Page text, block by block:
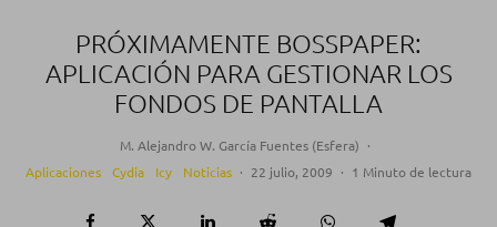
PRÓXIMAMENTE BOSSPAPER:
APLICACIÓN PARA GESTIONAR LOS
FONDOS DE PANTALLA
M. Alejandro W. García Fuentes (Esfera) ·
Aplicaciones
Cydia Icy Noticias · 22 julio, 2009 · 1 Minuto de lectura